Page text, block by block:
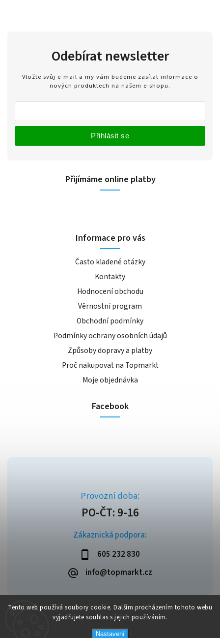
Tento web používá soubory cookie. Dalším procházením tohoto webu
vyjadřujete souhlas s jejich používáním.
Nastavení
Zákaznická podpora:
605 232 830
info@topmarkt.cz
Odebírat newsletter
Vložte svůj e-mail a my vám budeme zasílat informace o
nových produktech na našem e-shopu.
Přihlásit se
Přijímáme online platby
Informace pro vás
Často kladené otázky
Kontakty
Hodnocení obchodu
Věrnostní program
Obchodní podmínky
Podmínky ochrany osobních údajů
Způsoby dopravy a platby
Proč nakupovat na Topmarkt
Moje objednávka
Facebook
Copyright 2026 Topmarkt.cz. Všechna práva vyhrazena.
VytvořilShoptet| Design